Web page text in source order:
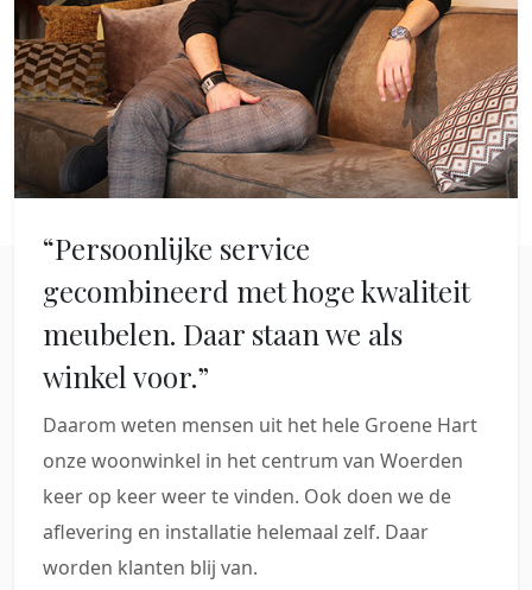
“Persoonlijke service
gecombineerd met hoge kwaliteit
meubelen. Daar staan we als
winkel voor.”
Daarom weten mensen uit het hele Groene Hart
onze woonwinkel in het centrum van Woerden
keer op keer weer te vinden. Ook doen we de
aflevering en installatie helemaal zelf. Daar
worden klanten blij van.